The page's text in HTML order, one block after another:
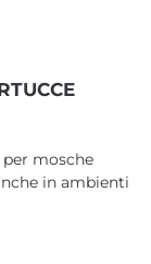
mosche
in ambienti